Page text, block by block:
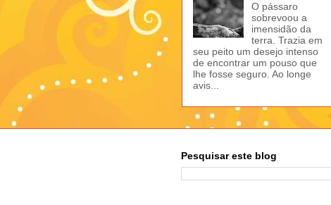
O pássaro
sobrevoou a
imensidão da
terra. Trazia em
seu peito um desejo intenso
de encontrar um pouso que
lhe fosse seguro. Ao longe
avis...
Pesquisar este blog